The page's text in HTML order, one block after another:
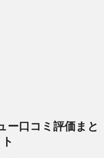
ー口コミ評価まと